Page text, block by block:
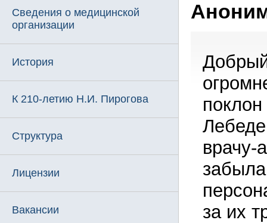
Сведения о медицинской
организации
История
К 210-летию Н.И. Пирогова
Структура
Лицензии
Вакансии
врачу-
за их